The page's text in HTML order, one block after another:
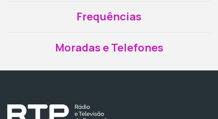
Frequências
Moradas e Telefones